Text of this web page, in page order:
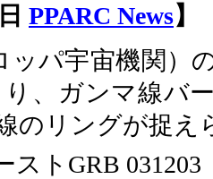
PPARC News】
ッパ宇宙機関）
、ガンマ線バ
のリングが捉え
ストGRB 031203